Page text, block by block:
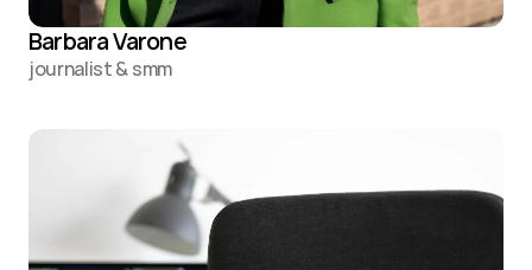
Barbara Varone
journalist & smm